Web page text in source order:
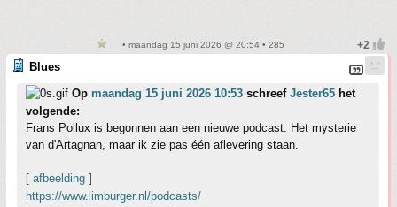
• maandag 15 juni 2026 @ 20:54 • 285
Blues
Op maandag 15 juni 2026 10:53 schreef Jester65 het
volgende:
Frans Pollux is begonnen aan een nieuwe podcast: Het mysterie
van d'Artagnan, maar ik zie pas één aflevering staan.
[ afbeelding ]
https://www.limburger.nl/podcasts/